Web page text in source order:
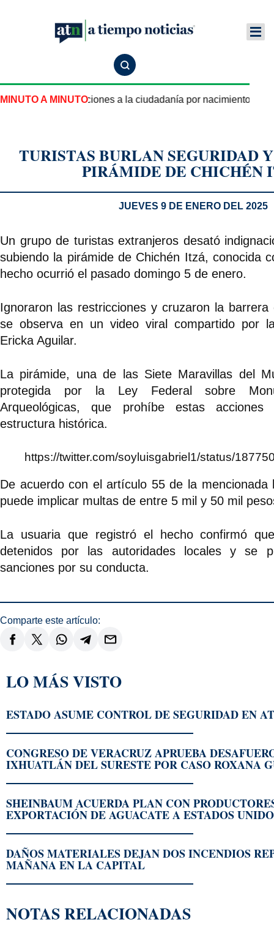
MINUTO A MINUTO
nuevas restricciones a la ciudadanía por nacimiento en
TURISTAS BURLAN SEGURIDAD
PIRÁMIDE DE CHICHÉN
JUEVES 9 DE ENERO DEL 2025
Un grupo de turistas extranjeros desató
subiendo la pirámide de Chichén Itzá, conocida
hecho ocurrió el pasado domingo 5 de enero.
Ignoraron las restricciones y cruzaron la
se observa en un video viral compartido por
Ericka Aguilar.
La pirámide, una de las Siete Maravillas del
protegida por la Ley Federal sobre
Arqueológicas, que prohíbe estas
estructura histórica.
https://twitter.com/soyluisgabriel1/status/
De acuerdo con el artículo 55 de la mencionada
puede implicar multas de entre 5 mil y 50 mil
La usuaria que registró el hecho confirmó
detenidos por las autoridades locales y se
sanciones por su conducta.
Comparte este artículo:
LO MÁS VISTO
ESTADO ASUME CONTROL DE SEGURIDAD EN
CONGRESO DE VERACRUZ APRUEBA
IXHUATLÁN DEL SURESTE POR CASO ROXANA
SHEINBAUM ACUERDA PLAN CON
EXPORTACIÓN DE AGUACATE A ESTADOS
DAÑOS MATERIALES DEJAN DOS INCENDIOS
MAÑANA EN LA CAPITAL
NOTAS RELACIONADAS